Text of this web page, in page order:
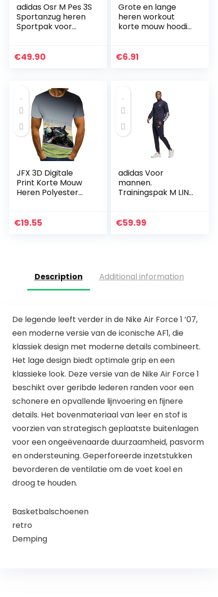
adidas Osr M Pes 3S
Sportanzug heren
Sportpak voor
€49.90
Grote en lange
heren workout
korte mouw hoodie
hooded tops
€6.91
JFX 3D Digitale
Print Korte Mouw
Heren Polyester
Losse Jas Samen/I
€19.55
adidas Voor
mannen.
Trainingspak M LIN
€59.99
Description Additional information
De legende leeft verder in de Nike Air Force 1 ’07,
een moderne versie van de iconische AF1, die
klassiek design met moderne details combineert.
Het lage design biedt optimale grip en een
klassieke look. Deze versie van de Nike Air Force 1
beschikt over geribde lederen randen voor een
schonere en opvallende lijnvoering en fijnere
details. Het bovenmateriaal van leer en stof is
voorzien van strategisch geplaatste buitenlagen
voor een ongeëvenaarde duurzaamheid, pasvorm
en ondersteuning. Geperforeerde inzetstukken
bevorderen de ventilatie om de voet koel en
droog te houden.
Basketbalschoenen
retro
Demping